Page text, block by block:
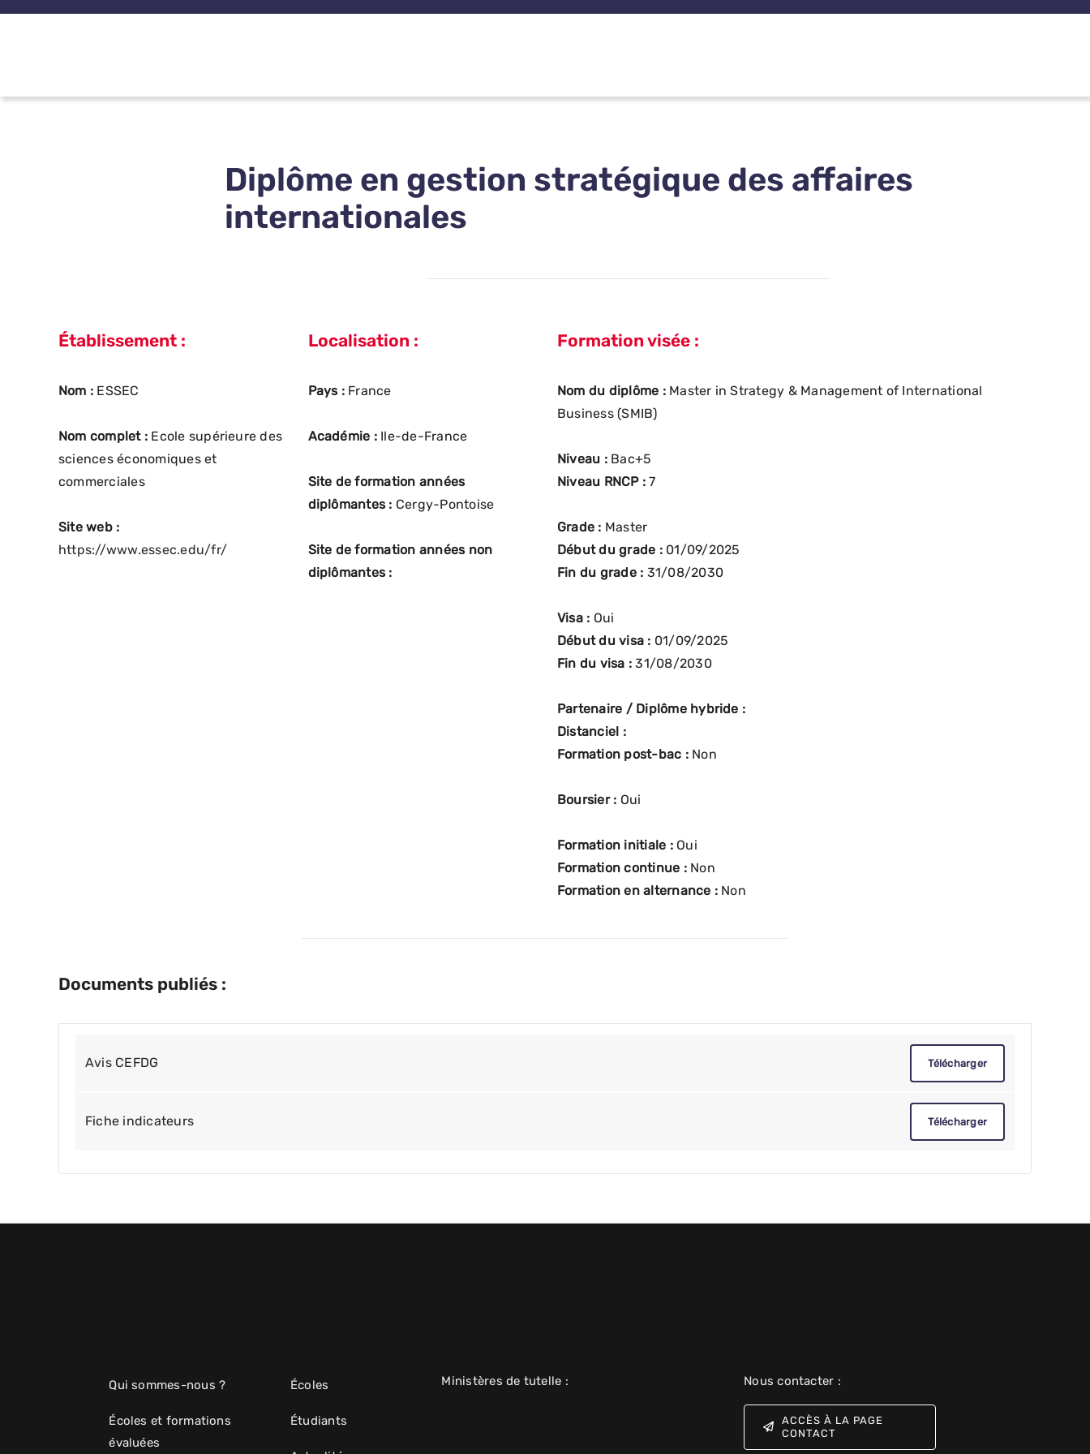
Passer
Diplôme en gestion stratégique des affaires
internationales
Établissement :
Nom : ESSEC
Nom complet : Ecole supérieure des
sciences économiques et
commerciales
Site web :
https://www.essec.edu/fr/
Localisation :
Pays : France
Académie : Ile-de-France
Site de formation années
diplômantes : Cergy-Pontoise
Site de formation années non
diplômantes :
Formation visée :
Nom du diplôme : Master in Strategy & Management of International
Business (SMIB)
Niveau : Bac+5
Niveau RNCP :7
Grade : Master
Début du grade : 01/09/2025
Fin du grade : 31/08/2030
Visa : Oui
Début du visa : 01/09/2025
Fin du visa :31/08/2030
Partenaire / Diplôme hybride :
Distanciel :
Formation post-bac : Non
Boursier : Oui
Formation initiale : Oui
Formation continue : Non
Formation en alternance : Non
Documents publiés :
Avis CEFDG Télécharger
Fiche indicateurs Télécharger
Qui sommes-nous ?
Écoles et formations
évaluées
Écoles
Étudiants
Ministères de tutelle : Nous contacter :
ACCÈS À LA PAGE
CONTACT